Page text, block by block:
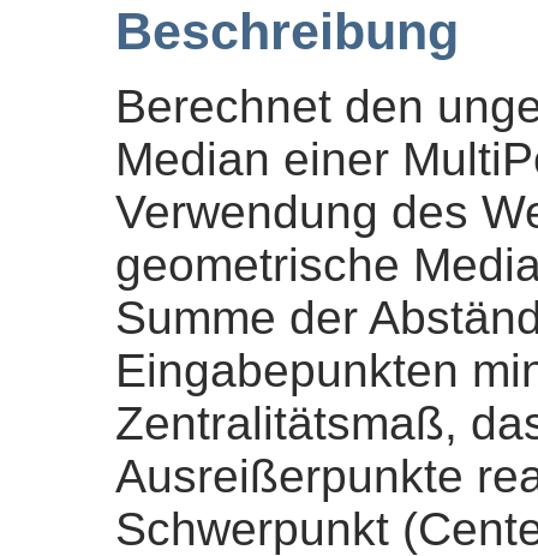
Beschreibung
Berechnet den
Median einer
Verwendung des
geometrische
Summe der
Eingabepunkten
Zentralitätsmaß,
Ausreißerpunkte
Schwerpunkt